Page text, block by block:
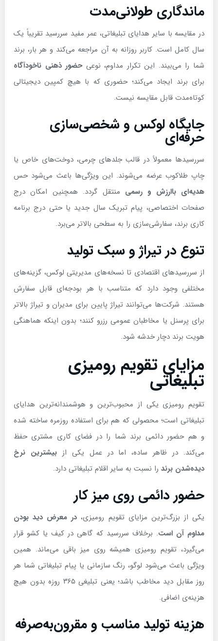
ماندگاری طولانی‌مدت
در مقایسه با سایر هدایای تبلیغاتی، عمر مفید سررسید تقریباً یک
سال کامل است. کاربر روزانه به آن مراجعه می‌کند و هر بار، برند
شما را می‌بیند. این تکرار مداوم، نوعیحضور ذهنی ناخودآگاه
برای برند ایجاد می‌کند؛ حضوری که با هیچ کمپین دیجیتالی
کوتاه‌مدت قابل مقایسه نیست.
جایگاه لوکس و شخصی‌سازی
حرفه‌ای
سررسیدها معمولاً در قالب جلدهای چرمی، دوخت‌های خاص یا
چاپ طلاکوب عرضه می‌شوند. این ویژگی‌ها باعث می‌شود حس
هدیه‌ای باارزش و رسمی منتقل گردد. همچنین امکان درج
صفحات اختصاصی، پیام تبریک سال جدید یا حتی درج برنامه
کاری برند، سفارشی‌سازی را به سطحی بالاتر می‌برد.
تنوع در تیراژ و سبک تولید
از سررسیدهای اقتصادی تا نسخه‌های مدیریتی لوکس، گزینه‌های
مختلفی وجود دارد که متناسب با هر بودجه‌ای قابل سفارش
هستند. شرکت‌ها می‌توانند تیراژ پایین برای مدیران و تیراژ بالاتر
برای پرسنل یا مخاطبان عمومی رزرو کنند؛ بدون اینکه هماهنگی
هویت برند دچار خدشه شود.
مزایای تقویم رومیزی
تبلیغاتی
تقویم رومیزی یکی از محبوب‌ترین و هوشمندانه‌ترین هدایای
تبلیغاتی است؛ محصولی که هم برای استفاده روزمره ساخته شده
و هم حضور دائمی برند شما را در فضای کاری مشتری حفظ
می‌کند. در ظاهر ساده، اما در عمل یکی ازبیشترین نرخ
دیده‌شدن برند را نسبت به سایر اقلام تبلیغاتی دارد.
حضور دائمی روی میز کار
یکی از بزرگ‌ترین مزایای تقویم رومیزی، در معرض دید بودن
مداوم آن است. برخلاف سررسید که گاهی در کیف یا کشو قرار
می‌گیرد، تقویم رومیزی همیشه روی میز باقی می‌ماند. همین
ویژگی باعث می‌شود لوگو، رنگ سازمانی یا پیام تبلیغاتی شما هر
روز مقابل دید مخاطب باشد؛ یعنی تبلیغی ۳۶۵ روزه بدون هیچ
هزینه‌ی اضافی.
هزینه تولید مناسب و مقرون‌به‌صرفه